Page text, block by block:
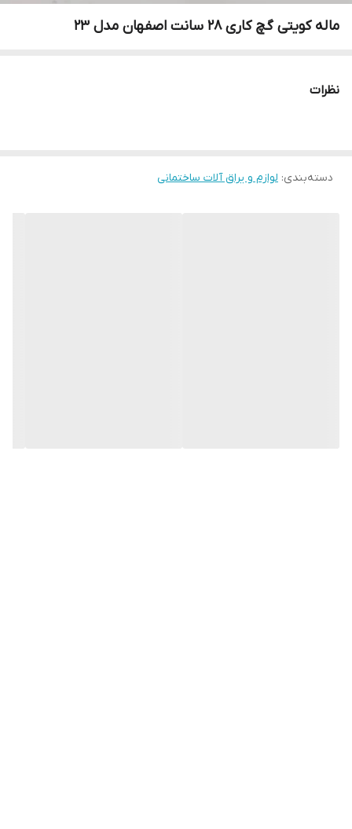
ماله کویتی گچ کاری 28 سانت اصفهان مدل 23
نظرات
دسته‌بندی: لوازم و یراق آلات ساختمانی